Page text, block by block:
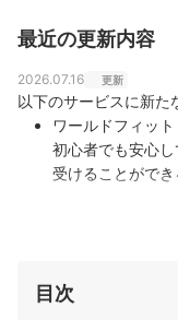
最近の更新内容
2026.07.16 更新
以下のサービスに新た
ワールドフィッ
初心者でも安心
受けることがで
寧に教えていた
目次